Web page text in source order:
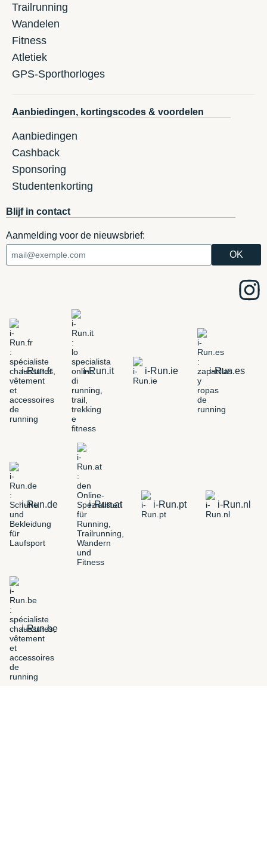
Trailrunning
Wandelen
Fitness
Atletiek
GPS-Sporthorloges
Aanbiedingen, kortingscodes & voordelen
Aanbiedingen
Cashback
Sponsoring
Studentenkorting
Blijf in contact
Aanmelding voor de nieuwsbrief:
i-Run.fr i-Run.it i-Run.ie i-Run.es
i-Run.de i-Run.at i-Run.pt i-Run.nl
i-Run.be